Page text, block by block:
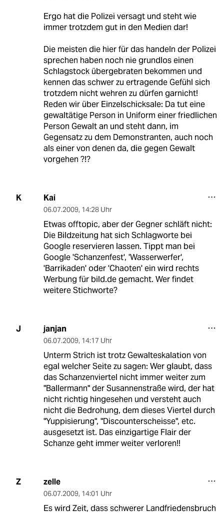
Ergo hat die Polizei versagt und steht wie
immer trotzdem gut in den Medien dar!
Die meisten die hier für das handeln der Polizei
sprechen haben noch nie grundlos einen
Schlagstock übergebraten bekommen und
kennen das schwer zu ertragende Gefühl sich
trotzdem nicht wehren zu dürfen garnicht!
Reden wir über Einzelschicksale: Da tut eine
gewaltätige Person in Uniform einer friedlichen
Person Gewalt an und steht dann, im
Gegensatz zu dem Demonstranten, auch noch
als einer von denen da, die gegen Gewalt
vorgehen ?!?
K Kai
06.07.2009, 14:28 Uhr
Etwas offtopic, aber der Gegner schläft nicht:
Die Bildzeitung hat sich Schlagworte bei
Google reservieren lassen. Tippt man bei
Google 'Schanzenfest', 'Wasserwerfer',
'Barrikaden' oder 'Chaoten' ein wird rechts
Werbung für bild.de gemacht. Wer findet
weitere Stichworte?
J janjan
06.07.2009, 14:17 Uhr
Unterm Strich ist trotz Gewalteskalation von
egal welcher Seite zu sagen: Wer glaubt, dass
das Schanzenviertel nicht immer weiter zum
"Ballermann" der Susannenstraße wird, der hat
nicht richtig hingesehen und versteht auch
nicht die Bedrohung, dem dieses Viertel durch
"Yuppisierung", "Discounterscheisse", etc.
ausgesetzt ist. Das einzigartige Flair der
Schanze geht immer weiter verloren!!
Z zelle
06.07.2009, 14:01 Uhr
Es wird Zeit, dass schwerer Landfriedensbruch